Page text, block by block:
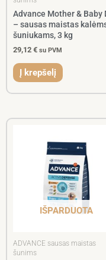
Advance Mother & Baby
– sausas maistas
šuniukams, 3 kg
29,12 € su PVM
Į krepšelį
IŠPARDUOTA
ADVANCE sausas maistas
šunims